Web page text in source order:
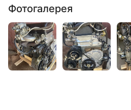
Фотогалерея